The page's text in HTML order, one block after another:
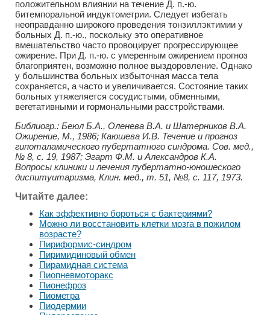
положительном влиянии на течение Д. п.-ю.
битемпоральной индуктометрии. Следует избегать
неоправданно широкого проведения тонзиллэктимии у
больных Д. п.-ю., поскольку это оперативное
вмешательство часто провоцирует прогрессирующее
ожирение. При Д. п.-ю. с умеренным ожирением прогноз
благоприятен, возможно полное выздоровление. Однако
у большинства больных избыточная масса тела
сохраняется, а часто и увеличивается. Состояние таких
больных утяжеляется сосудистыми, обменными,
вегетативными и гормональными расстройствами.
Библиогр.: Беюл Б.А., Оленева В.А. и Шатерников В.А.
Ожирение, М., 1986; Каюшева И.В. Течение и прогноз
гипоталамического пубертатного синдрома. Сов. мед.,
№ 8, с. 19, 1987; Эгарт Ф.М. и Александров К.А.
Вопросы клиники и лечения пубертатно-юношеского
диспитуитаризма, Клин. мед., т. 51, №8, с. 117, 1973.
Читайте далее:
Как эффективно бороться с бактериями?
Можно ли восстановить клетки мозга в пожилом
возрасте?
Пириформис-синдром
Пиримидиновый обмен
Пирамидная система
Пиопневмоторакс
Пионефроз
Пиометра
Пиодермии